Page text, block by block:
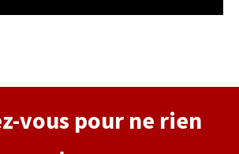
vous pour ne rien